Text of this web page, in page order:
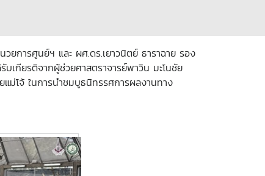
ยการศูนย์ฯ และ ผศ.ดร.เยาวนิตย์ ธาราฉาย รอง
กียรติจากผู้ช่วยศาสตราจารย์พาวิน มะโนชัย
ม่โจ้ ในการนำชมบูธนิทรรศการผลงานทาง